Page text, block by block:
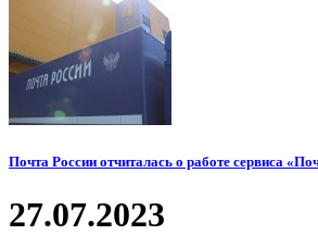
Почта России отчиталась о работе сервиса
27.07.2023